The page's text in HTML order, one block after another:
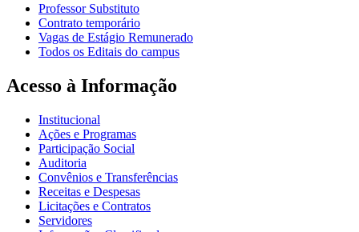
Professor Substituto
Contrato temporário
Vagas de Estágio Remunerado
Todos os Editais do campus
Acesso à Informação
Institucional
Ações e Programas
Participação Social
Auditoria
Convênios e Transferências
Receitas e Despesas
Licitações e Contratos
Servidores